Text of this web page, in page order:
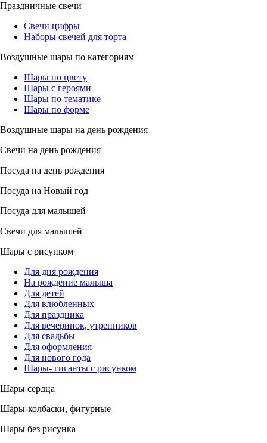
Праздничные свечи
Свечи цифры
Наборы свечей для торта
Воздушные шары по категориям
Шары по цвету
Шары с героями
Шары по тематике
Шары по форме
Воздушные шары на день рождения
Свечи на день рождения
Посуда на день рождения
Посуда на Новый год
Посуда для малышей
Свечи для малышей
Шары с рисунком
Для дня рождения
На рождение малыша
Для детей
Для влюбленных
Для праздника
Для вечеринок, утренников
Для свадьбы
Для оформления
Для нового года
Шары- гиганты с рисунком
Шары сердца
Шары-колбаски, фигурные
Шары без рисунка